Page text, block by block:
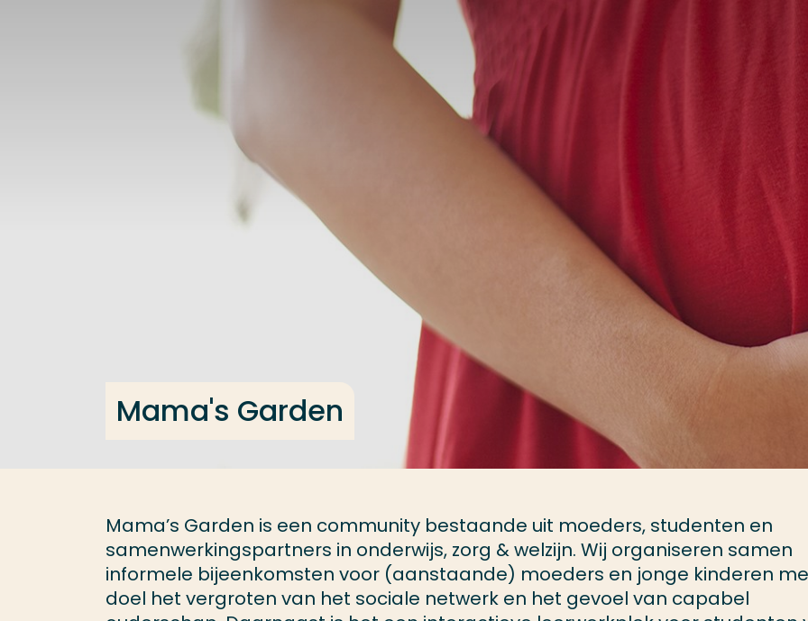
Mama's Garden
Mama’s Garden is een community bestaande uit moeders, studenten en
samenwerkingspartners in onderwijs, zorg & welzijn. Wij organiseren samen
informele bijeenkomsten voor (aanstaande) moeders en jonge kinderen
doel het vergroten van het sociale netwerk en het gevoel van capabel